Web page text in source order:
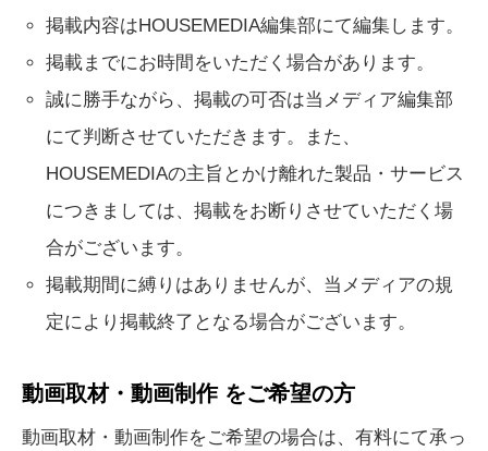
掲載内容はHOUSEMEDIA編集部にて編集します。
掲載までにお時間をいただく場合があります。
誠に勝手ながら、掲載の可否は当メディア編集部
にて判断させていただきます。また、
HOUSEMEDIAの主旨とかけ離れた製品・サービス
につきましては、掲載をお断りさせていただく場
合がございます。
掲載期間に縛りはありませんが、当メディアの規
定により掲載終了となる場合がございます。
動画取材・動画制作 をご希望の方
動画取材・動画制作をご希望の場合は、有料にて承っ